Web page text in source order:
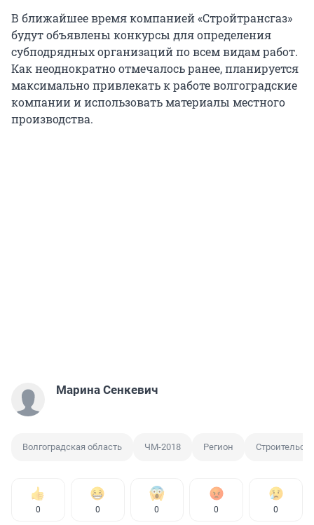
В ближайшее время компанией «Стройтрансгаз»
будут объявлены конкурсы для определения
субподрядных организаций по всем видам работ.
Как неоднократно отмечалось ранее, планируется
максимально привлекать к работе волгоградские
компании и использовать материалы местного
производства.
Марина Сенкевич
Волгоградская область ЧМ-2018 Регион
0 0 0 0 0